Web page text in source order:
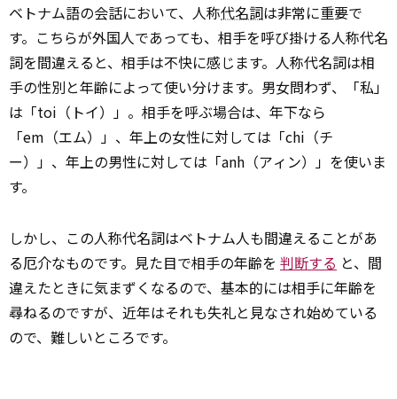
ベトナム語の会話において、人称代名詞は非常に重要で
す。こちらが外国人であっても、相手を呼び掛ける人称代名
詞を間違えると、相手は不快に感じます。人称代名詞は相
手の性別と年齢によって使い分けます。男女問わず、「私」
は「toi（トイ）」。相手を呼ぶ場合は、年下なら
「em（エム）」、年上の女性に対しては「chi（チ
ー）」、年上の男性に対しては「anh（アィン）」を使いま
す。
しかし、この人称代名詞はベトナム人も間違えることがあ
る厄介なものです。見た目で相手の年齢を 判断する と、間
違えたときに気まずくなるので、基本的には相手に年齢を
尋ねるのですが、近年はそれも失礼と見なされ始めている
ので、難しいところです。